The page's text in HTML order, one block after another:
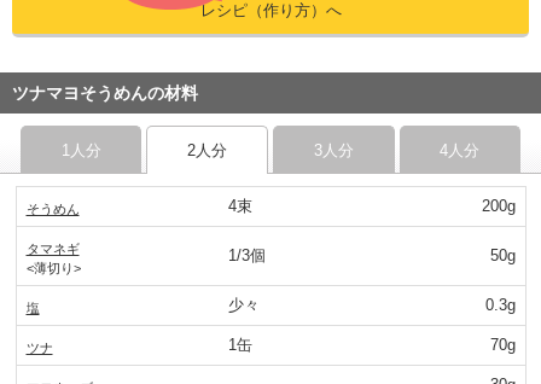
レシピ（作り方）へ
ツナマヨそうめんの材料
1人分 2人分 3人分 4人分
そうめん 4束 200g
タマネギ
<薄切り>
1/3個 50g
塩 少々 0.3g
ツナ 1缶 70g